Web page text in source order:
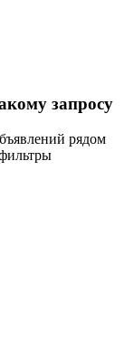
запросу
рядом